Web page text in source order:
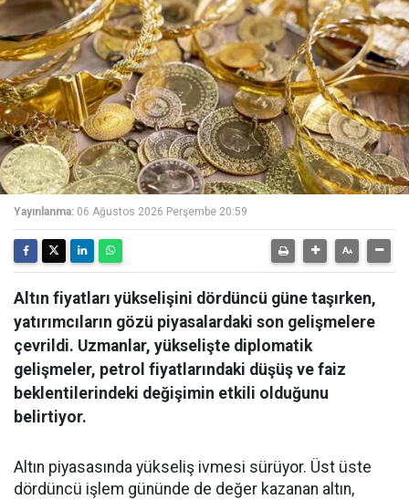
Yayınlanma: 06 Ağustos 2026 Perşembe 20:59
Altın fiyatları yükselişini dördüncü güne taşırken,
yatırımcıların gözü piyasalardaki son gelişmelere
çevrildi. Uzmanlar, yükselişte diplomatik
gelişmeler, petrol fiyatlarındaki düşüş ve faiz
beklentilerindeki değişimin etkili olduğunu
belirtiyor.
Altın piyasasında yükseliş ivmesi sürüyor. Üst üste
dördüncü işlem gününde de değer kazanan altın,